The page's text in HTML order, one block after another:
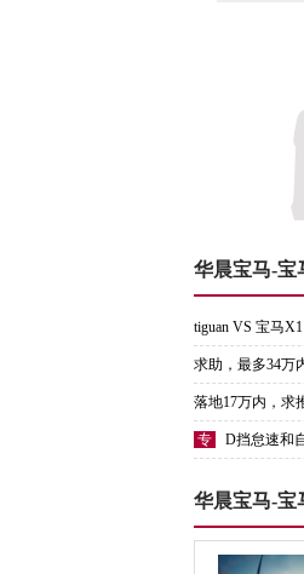
华晨宝马-宝
tiguan VS 宝马X1
求助，最多34万
落地17万内，求
专 D挡怠速和
华晨宝马-宝